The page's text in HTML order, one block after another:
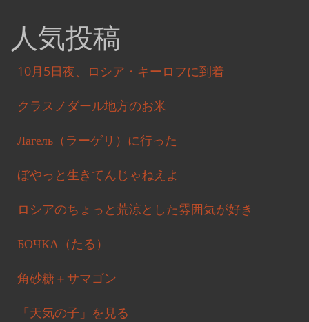
人気投稿
10月5日夜、ロシア・キーロフに到着
クラスノダール地方のお米
Лагель（ラーゲリ）に行った
ぼやっと生きてんじゃねえよ
ロシアのちょっと荒涼とした雰囲気が好き
БОЧКА（たる）
角砂糖＋サマゴン
「天気の子」を見る